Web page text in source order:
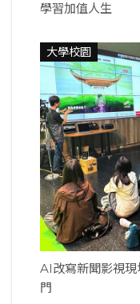
學習加值人生
大學校園
AI改寫新聞影視
門